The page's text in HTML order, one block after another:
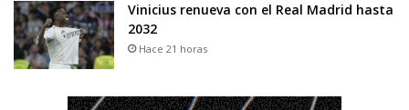
Vinicius renueva con el Real Madrid hasta
2032
Hace 21 horas